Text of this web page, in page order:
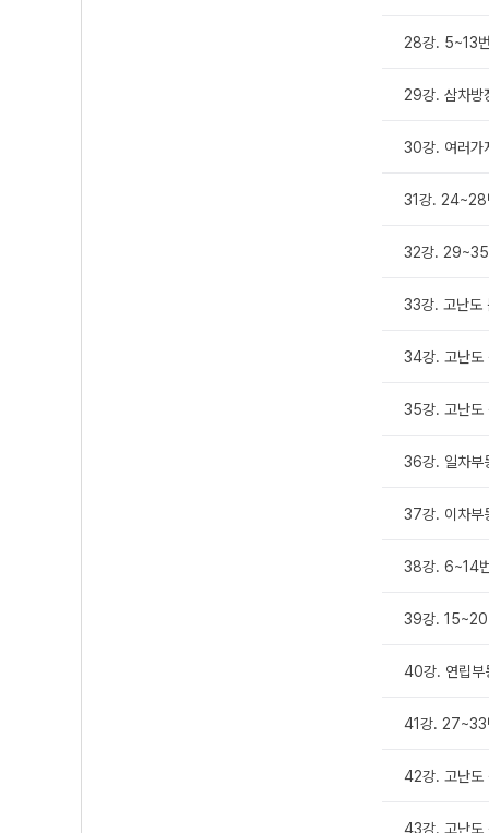
28강. 5~13
29강. 삼차방
30강. 여러가
31강. 24~28
32강.
33강. 고난도
34강. 고난도
35강. 고난
36강. 일차부
37강. 이차부
38강. 6~14
39강. 15~20
40강. 연립부
41강. 27~33
42강. 고난도
43강. 고난